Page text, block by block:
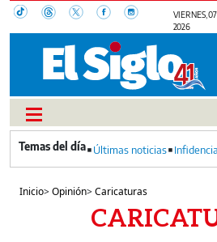
VIERNES,
2026
Últimas noticias
Inicio>Opinión>Caricaturas